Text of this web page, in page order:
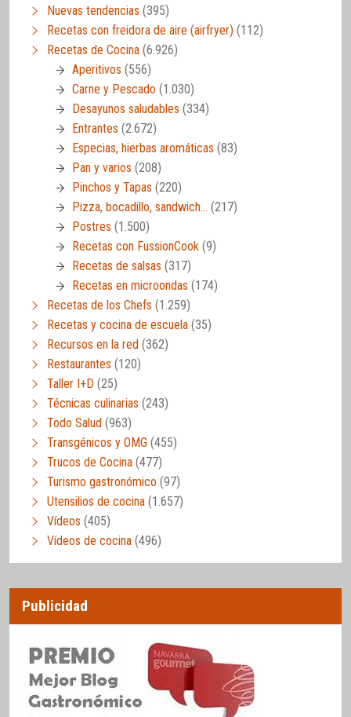
Nuevas tendencias (395)
Recetas con freidora de aire (airfryer) (112)
Recetas de Cocina (6.926)
Aperitivos (556)
Carne y Pescado (1.030)
Desayunos saludables (334)
Entrantes (2.672)
Especias, hierbas aromáticas (83)
Pan y varios (208)
Pinchos y Tapas (220)
Pizza, bocadillo, sandwich… (217)
Postres (1.500)
Recetas con FussionCook (9)
Recetas de salsas (317)
Recetas en microondas (174)
Recetas de los Chefs (1.259)
Recetas y cocina de escuela (35)
Recursos en la red (362)
Restaurantes (120)
Taller I+D (25)
Técnicas culinarias (243)
Todo Salud (963)
Transgénicos y OMG (455)
Trucos de Cocina (477)
Turismo gastronómico (97)
Utensilios de cocina (1.657)
Vídeos (405)
Vídeos de cocina (496)
Publicidad